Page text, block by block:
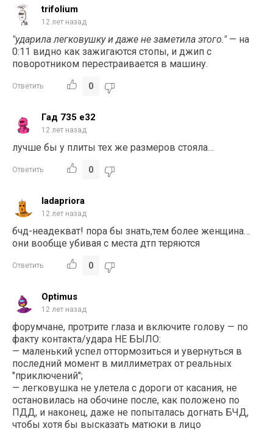
trifolium
12 лет назад
"ударила легковушку и даже не заметила этого."— на
0:11 видно как зажигаются стопы, и джип с
поворотником перестраивается в машину.
Ответить 0
Гад 735 е32
12 лет назад
лучше бы у плиты тех же размеров стояла…
Ответить 0
ladapriora
12 лет назад
бчд-неадекват! пора бы знать,тем более женщина…
они вообще убивая с места дтп теряются
Ответить 0
Optimus
12 лет назад
форумчане, протрите глаза и включите голову — по
факту контакта/удара НЕ БЫЛО:
— маленький успел оттормозиться и увернуться в
последний момент в миллиметрах от реальных
"приключений";
— легковушка не улетела с дороги от касания, не
остановилась на обочине после, как положено по
ПДД, и наконец, даже не попыталась догнать БЧД,
чтобы хотя бы высказать матюки в лицо